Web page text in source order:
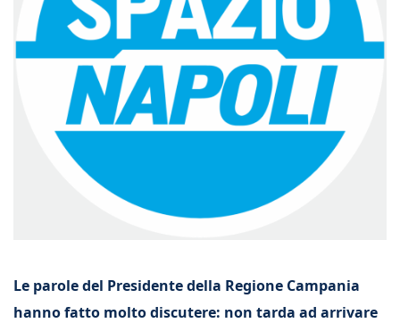
Le parole del Presidente della Regione Campania
hanno fatto molto discutere: non tarda ad arrivare